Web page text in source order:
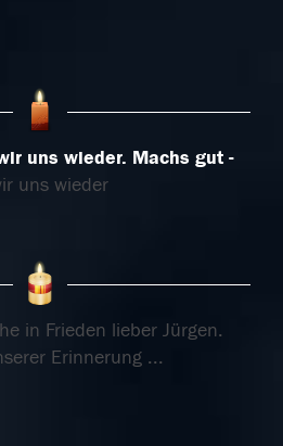
uns wieder. Machs gut
uns wieder
in Frieden lieber Jürgen.
Erinnerung ...